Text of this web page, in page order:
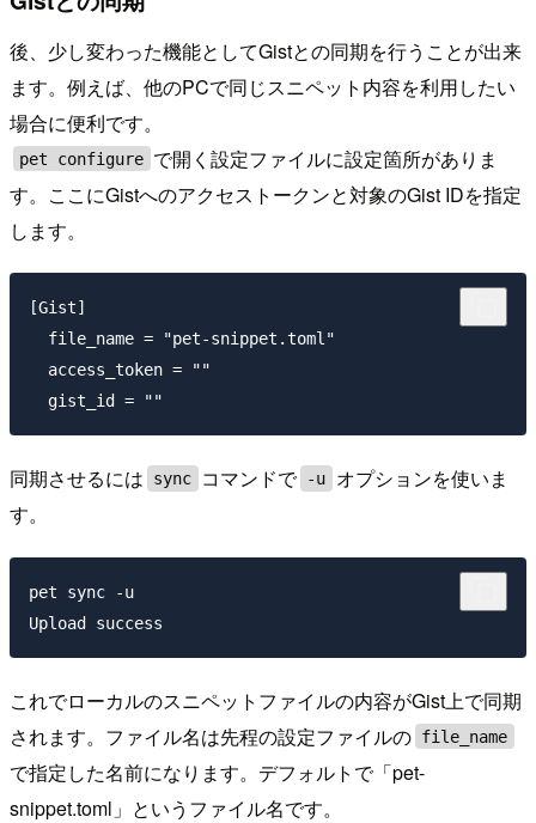
後、少し変わった機能としてGistとの同期を行うことが出来
ます。例えば、他のPCで同じスニペット内容を利用したい
場合に便利です。
pet configure で開く設定ファイルに設定箇所がありま
す。ここにGistへのアクセストークンと対象のGist IDを指定
します。
[Gist]
  file_name = "pet-snippet.toml"
  access_token = ""
同期させるには sync コマンドで -u
オプションを使いま
す。
pet sync -u
これでローカルのスニペットファイルの内容がGist上で同期
されます。ファイル名は先程の設定ファイルの file_name
で指定した名前になります。デフォルトで「pet-
snippet.toml」というファイル名です。